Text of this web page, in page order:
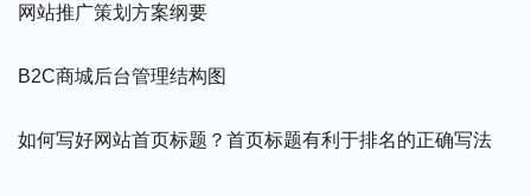
网站推广策划方案纲要
B2C商城后台管理结构图
如何写好网站首页标题？首页标题有利于排名的正确写法